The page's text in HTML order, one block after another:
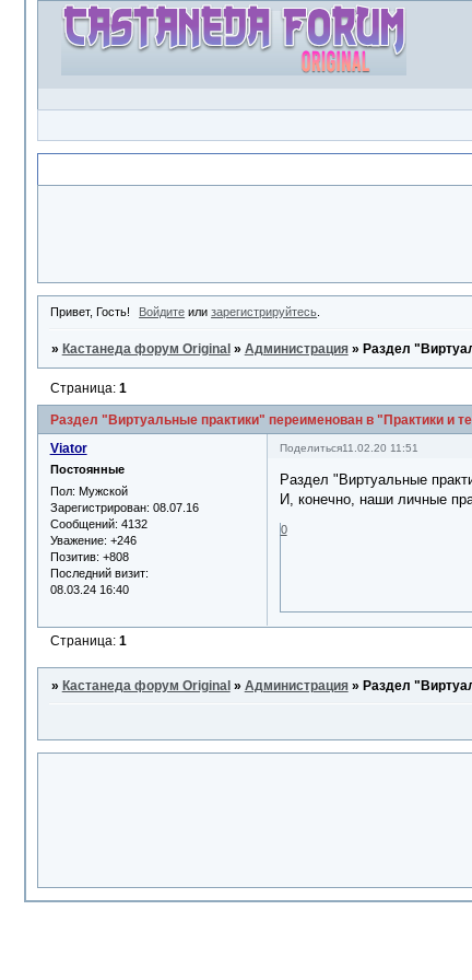
Привет, Гость! Войдите илизарегистрируйтесь
» Кастанеда форум Original » Администрация » Раздел
Раздел "Виртуальные практики" переименован в "Практики и
Страница: 1
Поделиться11.02.20 11:51
Viator
Постоянные
Пол: Мужской
Зарегистрирован: 08.07.16
Сообщений: 4132
Уважение: +246
Позитив: +808
Последний визит:
08.03.24 16:40
Раздел "Виртуальные
И, конечно, наши личные
0
Страница: 1
» Кастанеда форум Original » Администрация » Раздел